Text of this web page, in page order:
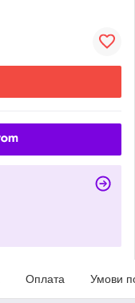
Оплата Умови